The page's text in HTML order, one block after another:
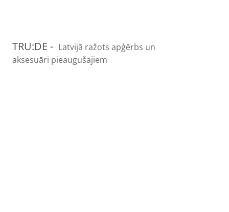
TRU:DE - Latvijā ražots apģērbs un
aksesuāri pieaugušajiem